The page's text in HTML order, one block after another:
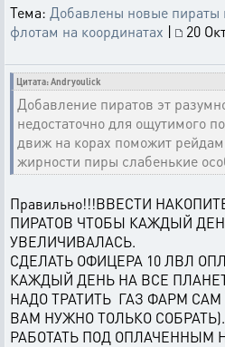
Тема: Добавлены новые
флотам на координатах |
20
Цитата: Andryoulick
Добавление пиратов эт
недостаточно для ощутимого
движ на корах поможит
жирности пиры слабенькие
Правильно!!!ВВЕСТИ
ПИРАТОВ ЧТОБЫ КАЖДЫЙ
УВЕЛИЧИВАЛАСЬ.
СДЕЛАТЬ ОФИЦЕРА 10 ЛВЛ
КАЖДЫЙ ДЕНЬ НА ВСЕ
НАДО ТРАТИТЬ ГАЗ ФАРМ
ВАМ НУЖНО ТОЛЬКО
РАБОТАТЬ ПОД ОПЛАЧЕННЫМ